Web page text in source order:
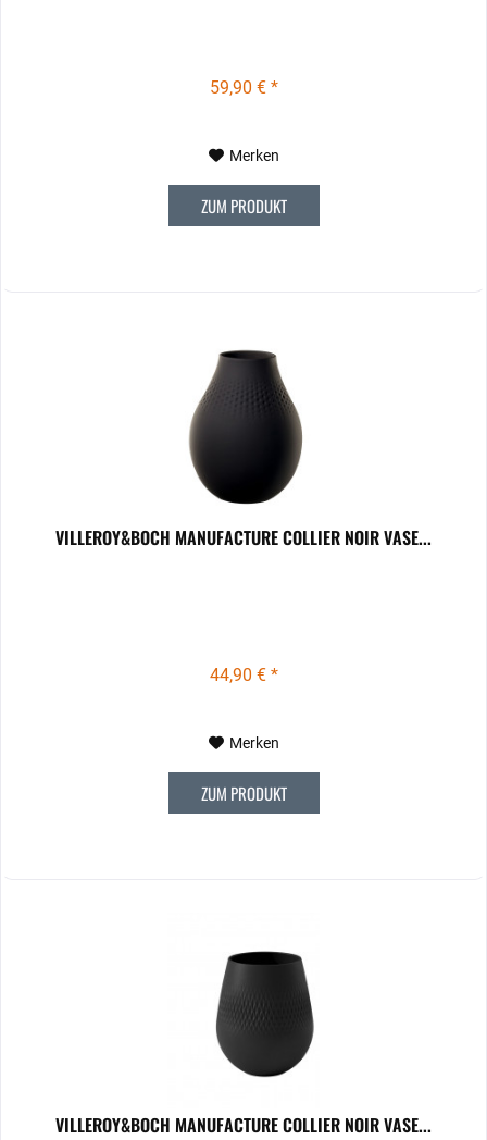
59,90 € *
Merken
ZUM PRODUKT
VILLEROY&BOCH MANUFACTURE COLLIER NOIR VASE...
44,90 € *
Merken
ZUM PRODUKT
VILLEROY&BOCH MANUFACTURE COLLIER NOIR VASE...